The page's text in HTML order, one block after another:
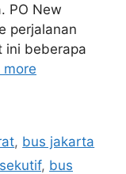
PO New
perjalanan
ini beberapa
more
, bus jakarta
, bus